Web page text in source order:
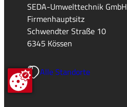
SEDA-Umwelttechnik GmbH
Firmenhauptsitz
Schwendter Straße 10
6345 Kössen
Alle Standorte